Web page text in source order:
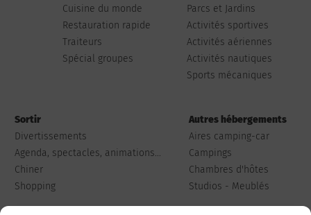
Cuisine du monde
Restauration rapide
Traiteurs
Spécial groupes
Parcs et Jardins
Activités sportives
Activités aériennes
Activités nautiques
Sports mécaniques
Sortir
Divertissements
Agenda, spectacles, animations...
Chiner
Shopping
Autres hébergements
Aires camping-car
Campings
Chambres d'hôtes
Studios - Meublés